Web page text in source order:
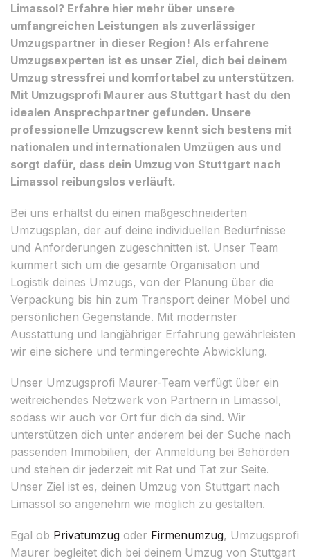
Limassol? Erfahre hier mehr über unsere
umfangreichen Leistungen als zuverlässiger
Umzugspartner in dieser Region! Als erfahrene
Umzugsexperten ist es unser Ziel, dich bei deinem
Umzug stressfrei und komfortabel zu unterstützen.
Mit Umzugsprofi Maurer aus Stuttgart hast du den
idealen Ansprechpartner gefunden. Unsere
professionelle Umzugscrew kennt sich bestens mit
nationalen und internationalen Umzügen aus und
sorgt dafür, dass dein Umzug von Stuttgart nach
Limassol reibungslos verläuft.
Bei uns erhältst du einen maßgeschneiderten
Umzugsplan, der auf deine individuellen Bedürfnisse
und Anforderungen zugeschnitten ist. Unser Team
kümmert sich um die gesamte Organisation und
Logistik deines Umzugs, von der Planung über die
Verpackung bis hin zum Transport deiner Möbel und
persönlichen Gegenstände. Mit modernster
Ausstattung und langjähriger Erfahrung gewährleisten
wir eine sichere und termingerechte Abwicklung.
Unser Umzugsprofi Maurer-Team verfügt über ein
weitreichendes Netzwerk von Partnern in Limassol,
sodass wir auch vor Ort für dich da sind. Wir
unterstützen dich unter anderem bei der Suche nach
passenden Immobilien, der Anmeldung bei Behörden
und stehen dir jederzeit mit Rat und Tat zur Seite.
Unser Ziel ist es, deinen Umzug von Stuttgart nach
Limassol so angenehm wie möglich zu gestalten.
Egal ob Privatumzug oder Firmenumzug, Umzugsprofi
Maurer begleitet dich bei deinem Umzug von Stuttgart